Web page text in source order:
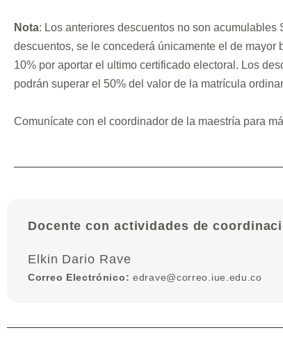
Nota: Los anteriores descuentos no son
descuentos, se le concederá únicamente el de
10% por aportar el ultimo certificado electoral. Los
podrán superar el 50% del valor de la matrícula
Comunícate con el coordinador de la maestría para
Docente con actividades de
Elkin Dario Rave
Correo Electrónico: edrave@correo.iue.edu.co